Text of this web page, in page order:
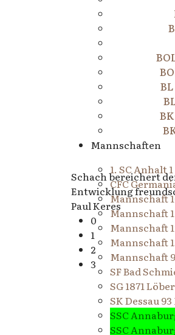
Schach bereichert
Entwicklung
Paul Keres
0
1
2
3
Mannschaften
1. SC Anhalt 1
CFC
Mannschaft
Mannschaft
Mannschaft
Mannschaft
Mannschaft 9
SF Bad
SG 1871
SK Dessau 93
SSC
SSC